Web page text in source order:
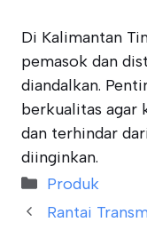
Di Kalimantan
pemasok dan
diandalkan.
berkualitas agar
dan terhindar
diinginkan.
Categories
Produk
Rantai